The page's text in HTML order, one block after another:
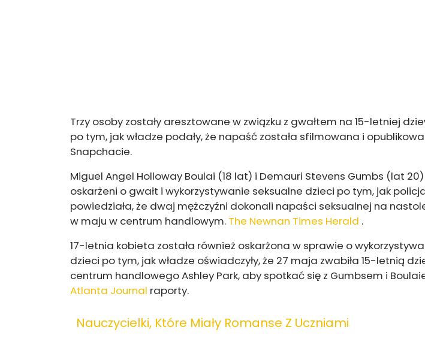
Trzy osoby zostały aresztowane w związku z gwałtem na 15-letniej
po tym, jak władze podały, że napaść została sfilmowana i
Snapchacie.
Miguel Angel Holloway Boulai (18 lat) i Demauri Stevens Gumbs (lat
oskarżeni o gwałt i wykorzystywanie seksualne dzieci po tym, jak
powiedziała, że ​​dwaj mężczyźni dokonali napaści seksualnej na
w maju w centrum handlowym. The Newnan Times Herald .
17-letnia kobieta została również oskarżona w sprawie o
dzieci po tym, jak władze oświadczyły, że 27 maja zwabiła 15-letnią
centrum handlowego Ashley Park, aby spotkać się z Gumbsem i
Atlanta Journal raporty.
Nauczycielki, Które Miały Romanse Z Uczniami